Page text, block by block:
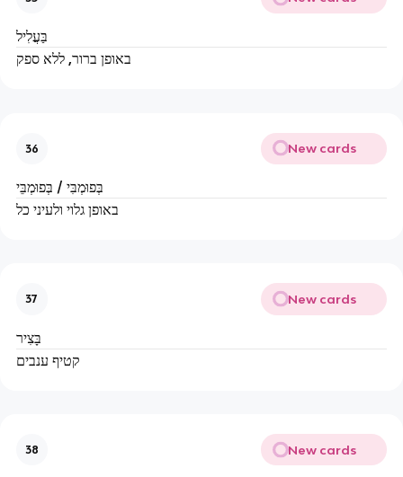
בַּעֲלִיל
באופן ברור, ללא ספק
36 New cards
בְּפוּמְבִּי / בְּפוּמְבֵּי
באופן גלוי ולעיני כל
37 New cards
בָּצִיר
קטיף ענבים
38 New cards